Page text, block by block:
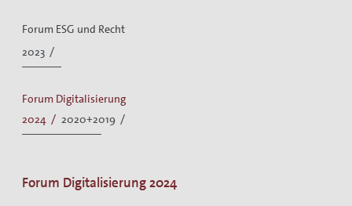
Forum ESG und Recht
2023 /
Forum Digitalisierung
2024 / 2020+2019 /
Forum Digitalisierung 2024